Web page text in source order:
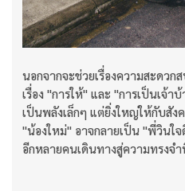
นอกจากจะช่วยเรื่องความสะดวก
เรื่อง "การให้" และ "การเป็นเจ้
เป็นพลังเล็กๆ แต่ยิ่งใหญ่ให้กับสั
"น้องใหม่" อาจกลายเป็น "พี่วินใ
อีกหลายคนเดินทางสู่ความทรงจ